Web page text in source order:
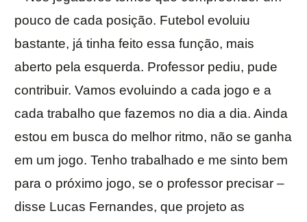
pouco de cada posição. Futebol evoluiu
bastante, já tinha feito essa função, mais
aberto pela esquerda. Professor pediu, pude
contribuir. Vamos evoluindo a cada jogo e a
cada trabalho que fazemos no dia a dia. Ainda
estou em busca do melhor ritmo, não se ganha
em um jogo. Tenho trabalhado e me sinto bem
para o próximo jogo, se o professor precisar –
disse Lucas Fernandes, que projeto as